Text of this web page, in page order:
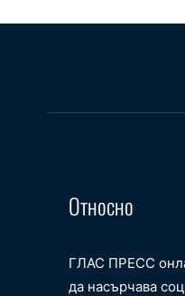
Относно
ГЛАС ПРЕСС
да насърчава